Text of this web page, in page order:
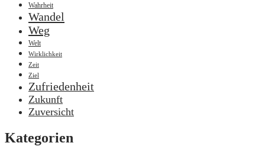
Wahrheit
Wandel
Weg
Welt
Wirklichkeit
Zeit
Ziel
Zufriedenheit
Zukunft
Zuversicht
Kategorien